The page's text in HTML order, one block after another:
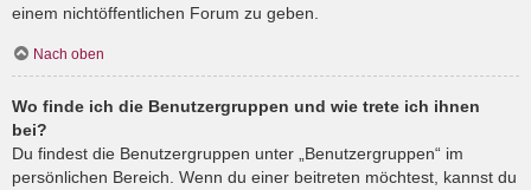
einem nichtöffentlichen Forum zu geben.
Nach oben
Wo finde ich die Benutzergruppen und wie trete ich ihnen
bei?
Du findest die Benutzergruppen unter „Benutzergruppen“ im
persönlichen Bereich. Wenn du einer beitreten möchtest, kannst du